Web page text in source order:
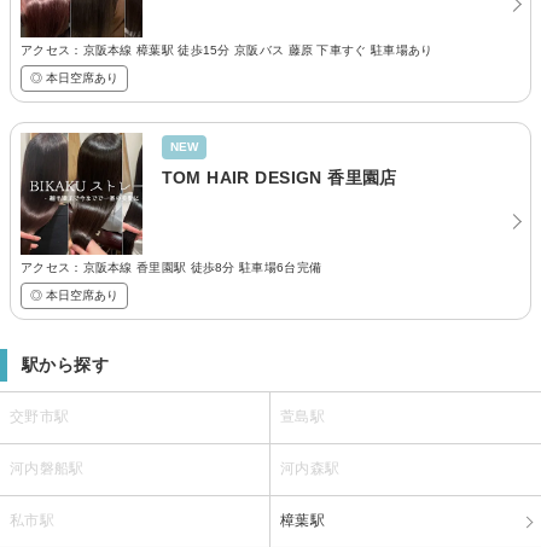
アクセス：京阪本線 樟葉駅 徒歩15分 京阪バス 藤原 下車すぐ 駐車場あり
◎ 本日空席あり
NEW
TOM HAIR DESIGN 香里園店
アクセス：京阪本線 香里園駅 徒歩8分 駐車場6台完備
◎ 本日空席あり
駅から探す
交野市駅 萱島駅
河内磐船駅 河内森駅
私市駅 樟葉駅